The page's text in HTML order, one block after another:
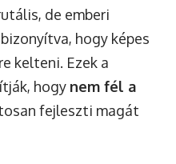
de emberi
hogy képes
kelteni. Ezek a
hogy nem fél a
fejleszti magát